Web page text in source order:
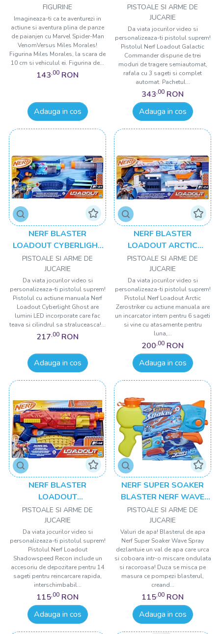
LANSATOR AUTO SI
FIGURINA MILES
MORALES
FIGURINE
Imagineaza-ti ca te aventurezi in
actiune si aventura plina de panze
de paianjen cu Marvel Spider-Man
VenomVersus Miles Morales!
Figurina Miles Morales, la scara de
10 cm si vehiculul ei. Figurina de...
143,00 RON
Adauga in cos
COMMANDER
PISTOALE SI ARME DE
JUCARIE
Da viata jocurilor video si
personalizeaza-ti pistolul suprem!
Pistolul Nerf Loadout Galactic
Commander dispune de trei
moduri de tragere semiautomat,
rafala cu 3 sageti si complet
automat. Pachetul...
343,00 RON
Adauga in cos
NERF BLASTER
LOADOUT CYBERLIGHT
GHOST
PISTOALE SI ARME DE
JUCARIE
Da viata jocurilor video si
personalizeaza-ti pistolul suprem!
Pistolul cu actiune manuala Nerf
Loadout Cyberlight Ghost are
lumini LED incorporate care fac
teava si cilindrul sa straluceasca!...
217,00 RON
Adauga in cos
NERF BLASTER
LOADOUT ARCTIC
ZEROSTRIKER
PISTOALE SI ARME DE
JUCARIE
Da viata jocurilor video si
personalizeaza-ti pistolul suprem!
Pistolul Nerf Loadout Arctic
Zerostriker cu actiune manuala are
un incarcator intern pentru 6 sageti
si vine cu atasamente pentru
luna,...
200,00 RON
Adauga in cos
NERF BLASTER
LOADOUT
SHADOWSPEED RECON
PISTOALE SI ARME DE
JUCARIE
Da viata jocurilor video si
personalizeaza-ti pistolul suprem!
Pistolul Nerf Loadout
Shadowspeed Recon include un
accesoriu de depozitare pentru 14
sageti pentru reincarcare rapida,
interschimbabil...
115,00 RON
Adauga in cos
NERF SUPER SOAKER
BLASTER NERF WAVE
SPRAY
PISTOALE SI ARME DE
JUCARIE
Valuri de apa! Blasterul de apa
Nerf Super Soaker Wave Spray
dezlantuie un val de apa care urca
si coboara intr-o miscare ondulata
si racoroasa! Duza se misca pe
masura ce pompezi blasterul,
creand...
115,00 RON
Adauga in cos